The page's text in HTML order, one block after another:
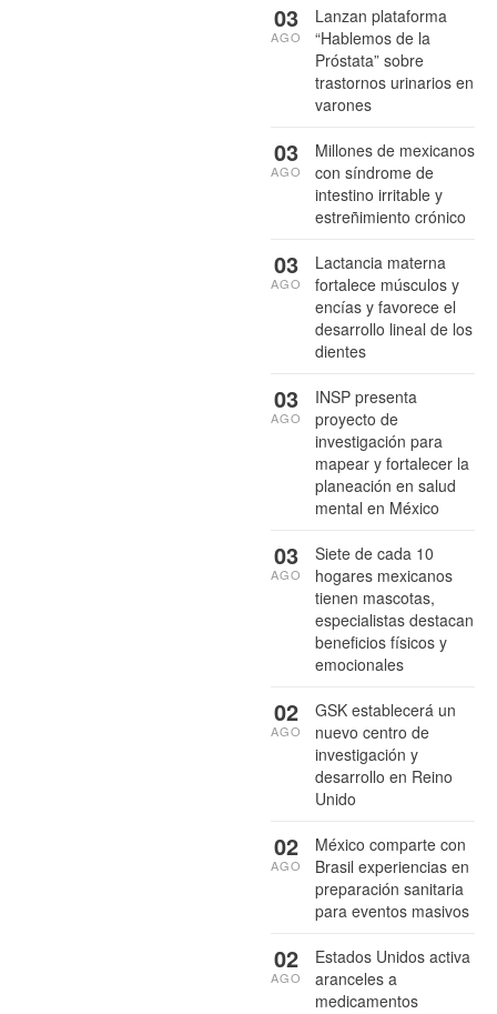
Lanzan plataforma
“Hablemos de la
Próstata” sobre
trastornos urinarios en
varones
03
AGO
Millones de mexicanos
con síndrome de
intestino irritable y
estreñimiento crónico
03
AGO
Lactancia materna
fortalece músculos y
encías y favorece el
desarrollo lineal de los
dientes
03
AGO
INSP presenta
proyecto de
investigación para
mapear y fortalecer la
planeación en salud
mental en México
03
AGO
Siete de cada 10
hogares mexicanos
tienen mascotas,
especialistas destacan
beneficios físicos y
emocionales
03
AGO
GSK establecerá un
nuevo centro de
investigación y
desarrollo en Reino
Unido
02
AGO
México comparte con
Brasil experiencias en
preparación sanitaria
para eventos masivos
02
AGO
Estados Unidos activa
aranceles a
medicamentos
02
AGO